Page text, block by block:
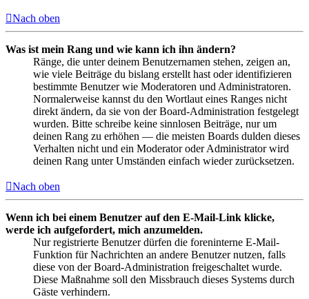
Nach oben
Was ist mein Rang und wie kann ich ihn ändern?
Ränge, die unter deinem Benutzernamen stehen, zeigen an,
wie viele Beiträge du bislang erstellt hast oder identifizieren
bestimmte Benutzer wie Moderatoren und Administratoren.
Normalerweise kannst du den Wortlaut eines Ranges nicht
direkt ändern, da sie von der Board-Administration festgelegt
wurden. Bitte schreibe keine sinnlosen Beiträge, nur um
deinen Rang zu erhöhen — die meisten Boards dulden dieses
Verhalten nicht und ein Moderator oder Administrator wird
deinen Rang unter Umständen einfach wieder zurücksetzen.
Nach oben
Wenn ich bei einem Benutzer auf den E-Mail-Link klicke,
werde ich aufgefordert, mich anzumelden.
Nur registrierte Benutzer dürfen die foreninterne E-Mail-
Funktion für Nachrichten an andere Benutzer nutzen, falls
diese von der Board-Administration freigeschaltet wurde.
Diese Maßnahme soll den Missbrauch dieses Systems durch
Gäste verhindern.